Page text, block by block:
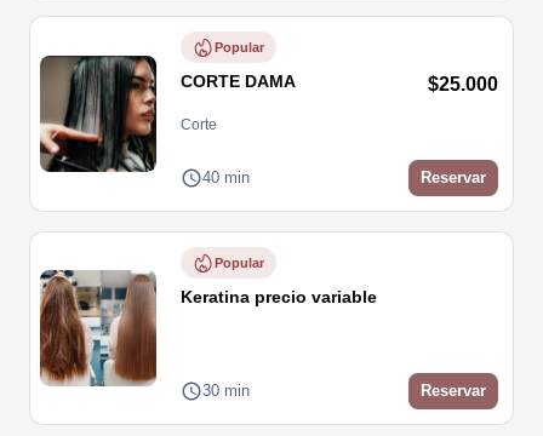
Popular
CORTE DAMA $25.000
Corte
40 min Reservar
Popular
Keratina precio variable
30 min Reservar